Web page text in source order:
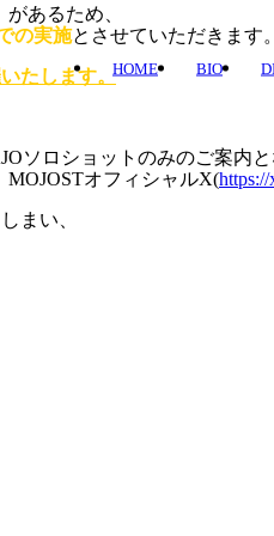
HOME BIO
あるため、
の実施とさせていただきます。
たします。
ソロショットのみのご案内と
オフィシャルX(
まい、